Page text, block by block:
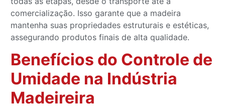
comercialização. Isso garante que a madeira
mantenha suas propriedades estruturais e estéticas,
assegurando produtos finais de alta qualidade.
Benefícios do Controle de
Umidade na Indústria
Madeireira